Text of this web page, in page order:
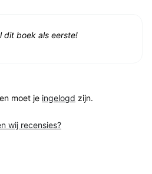
dit boek als eerste!
moet je ingelogd zijn.
wij recensies?